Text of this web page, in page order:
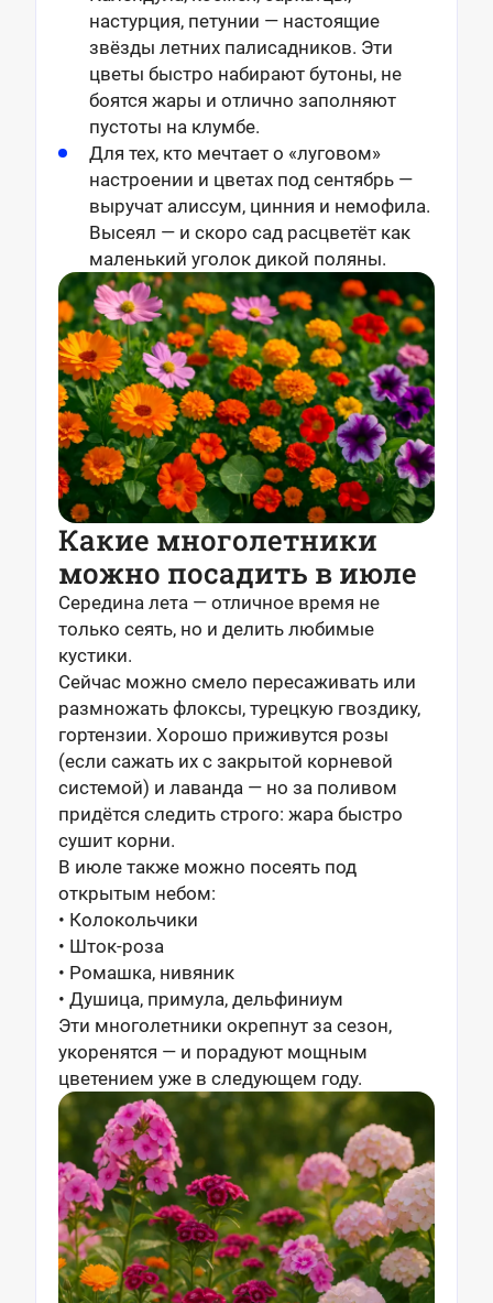
настурция, петунии — настоящие
звёзды летних палисадников. Эти
цветы быстро набирают бутоны, не
боятся жары и отлично заполняют
пустоты на клумбе.
Для тех, кто мечтает о «луговом»
настроении и цветах под сентябрь —
выручат алиссум, цинния и немофила.
Высеял — и скоро сад расцветёт как
маленький уголок дикой поляны.
Какие многолетники
можно посадить в июле
Середина лета — отличное время не
только сеять, но и делить любимые
кустики.
Сейчас можно смело пересаживать или
размножать флоксы, турецкую гвоздику,
гортензии. Хорошо приживутся розы
(если сажать их с закрытой корневой
системой) и лаванда — но за поливом
придётся следить строго: жара быстро
сушит корни.
В июле также можно посеять под
открытым небом:
• Колокольчики
• Шток-роза
• Ромашка, нивяник
• Душица, примула, дельфиниум
Эти многолетники окрепнут за сезон,
укоренятся — и порадуют мощным
цветением уже в следующем году.